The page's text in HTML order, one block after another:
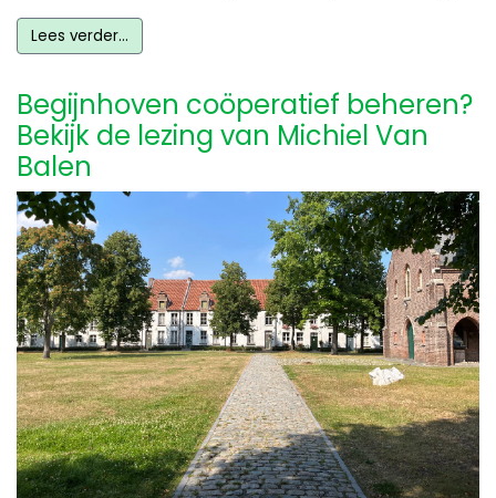
Lees verder…
Begijnhoven coöperatief beheren?
Bekijk de lezing van Michiel Van
Balen